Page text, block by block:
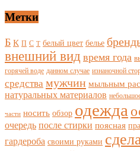
Метки
Б К П С Т белый цвет белье
внешний вид время года
горячей воде данном случае изнаночной
средства мужчин мыльным
натуральных материалов
части носить обзор одежда
очередь после стирки поясная
гардероба своими руками